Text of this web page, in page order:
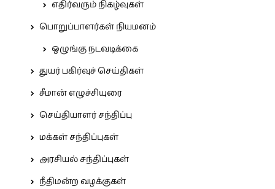
எதிர்வரும் நிகழ்வுகள்
பொறுப்பாளர்கள் நியமனம்
ஒழுங்கு நடவடிக்கை
துயர் பகிர்வுச் செய்திகள்
சீமான் எழுச்சியுரை
செய்தியாளர் சந்திப்பு
மக்கள் சந்திப்புகள்
அரசியல் சந்திப்புகள்
நீதிமன்ற வழக்குகள்